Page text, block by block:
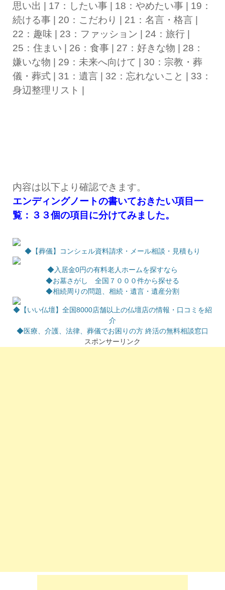
思い出 | 17：したい事 | 18：やめたい事 | 19：
続ける事 | 20：こだわり | 21：名言・格言 |
22：趣味 | 23：ファッション | 24：旅行 |
25：住まい | 26：食事 | 27：好きな物 | 28：
嫌いな物 | 29：未来へ向けて | 30：宗教・葬
儀・葬式 | 31：遺言 | 32：忘れないこと | 33：
身辺整理リスト |
内容は以下より確認できます。
エンディングノートの書いておきたい項目一
覧：３３個の項目に分けてみました。
◆【葬儀】コンシェル資料請求・メール相談・見積もり
◆入居金0円の有料老人ホームを探すなら
◆お墓さがし 全国７０００件から探せる
◆相続周りの問題、相続・遺言・遺産分割
◆【いい仏壇】全国8000店舗以上の仏壇店の情報・口コミを紹
介
◆医療、介護、法律、葬儀でお困りの方 終活の無料相談窓口
スポンサーリンク